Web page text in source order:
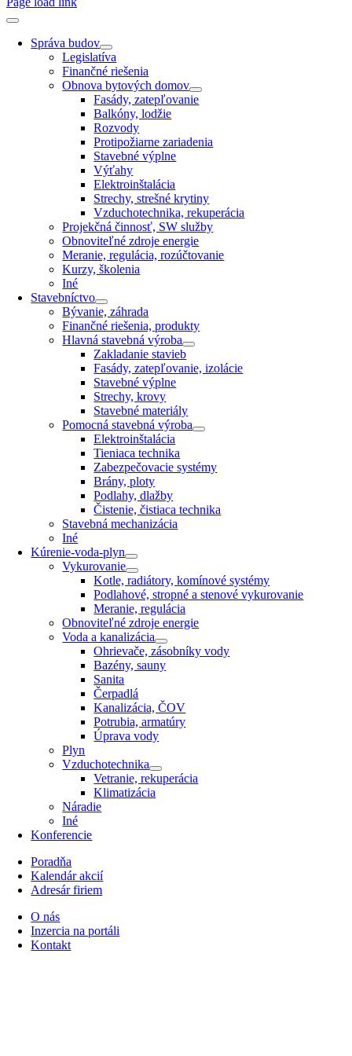
Správa budov
Legislatíva
Finančné riešenia
Obnova bytových domov
Fasády, zatepľovanie
Balkóny, lodžie
Rozvody
Protipožiarne zariadenia
Stavebné výplne
Výťahy
Elektroinštalácia
Strechy, strešné krytiny
Vzduchotechnika, rekuperácia
Projekčná činnosť, SW služby
Obnoviteľné zdroje energie
Meranie, regulácia, rozúčtovanie
Kurzy, školenia
Iné
Stavebníctvo
Bývanie, záhrada
Finančné riešenia, produkty
Hlavná stavebná výroba
Zakladanie stavieb
Fasády, zatepľovanie, izolácie
Stavebné výplne
Strechy, krovy
Stavebné materiály
Pomocná stavebná výroba
Elektroinštalácia
Tieniaca technika
Zabezpečovacie systémy
Brány, ploty
Podlahy, dlažby
Čistenie, čistiaca technika
Stavebná mechanizácia
Iné
Kúrenie-voda-plyn
Vykurovanie
Kotle, radiátory, komínové systémy
Podlahové, stropné a stenové vykurovanie
Meranie, regulácia
Obnoviteľné zdroje energie
Voda a kanalizácia
Ohrievače, zásobníky vody
Bazény, sauny
Sanita
Čerpadlá
Kanalizácia, ČOV
Potrubia, armatúry
Úprava vody
Plyn
Vzduchotechnika
Vetranie, rekuperácia
Klimatizácia
Náradie
Iné
Konferencie
Poradňa
Kalendár akcií
Adresár firiem
O nás
Inzercia na portáli
Kontakt